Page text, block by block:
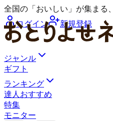
全国の「おいしい」が集まる
ログイン
新規登録
ジャンル
ギフト
ランキング
達人おすすめ
特集
モニター